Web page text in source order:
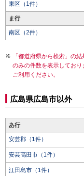
東区（1件）
ま行
南区（2件）
「都道府県から検索」の
のみの件数を表示してお
ご利用ください。
広島県広島市以外
あ行
安芸郡（1件）
安芸高田市（1件）
江田島市（1件）